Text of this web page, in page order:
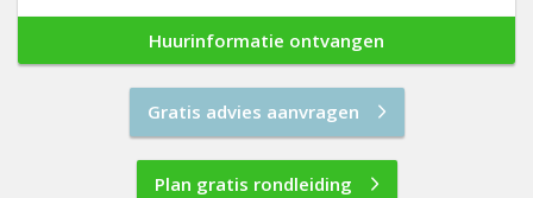
Huurinformatie ontvangen
Gratis advies aanvragen
Plan gratis rondleiding